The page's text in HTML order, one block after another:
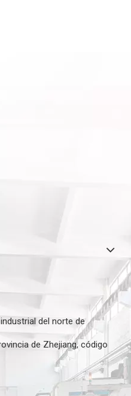
del norte de
de Zhejiang, código